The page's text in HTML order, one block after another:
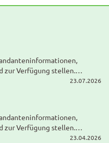
zur Verfügung stellen.…
23.07.2026
zur Verfügung stellen.…
23.04.2026